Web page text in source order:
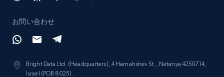
URL, Title, Rating, Reviews, Initial price, Final
price, Currency, Stock, and more.
988+ 160+ 今すぐ始める
お問い合わせ
Bright Data Ltd. (Headquarters), 4 Hamahshev St., Netanya 4250714,
Israel (POB 8025).